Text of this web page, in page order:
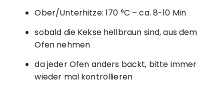
Ober/Unterhitze: 170 °C – ca. 8-10 Min
sobald die Kekse hellbraun sind, aus dem
Ofen nehmen
da jeder Ofen anders backt, bitte immer
wieder mal kontrollieren